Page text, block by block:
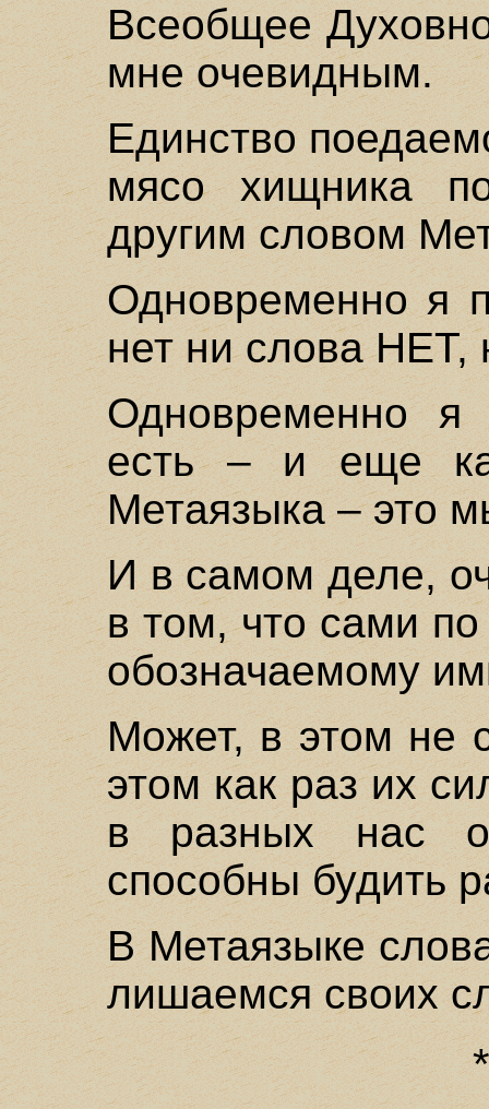
Всеобщее
мне очевидным.
Единство
мясо хищника
другим словом
Одновременно я
нет ни слова НЕТ,
Одновременно я
есть – и еще
Метаязыка – это
И в самом деле,
в том, что сами
обозначаемому
Может, в этом не
этом как раз их
в разных нас
способны будить
В Метаязыке
лишаемся своих